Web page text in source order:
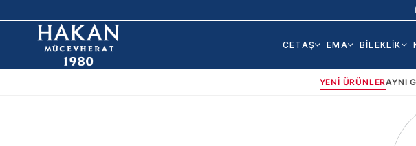
CETAŞ EMA BİLEKLİK
YENI ÜRÜNLERAYNI